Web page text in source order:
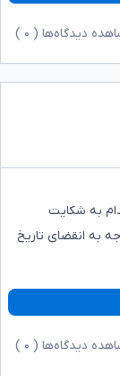
دیدگاه‌ها ( ۰
به شکایت
به انقضای تاریخ
دیدگاه‌ها ( ۰